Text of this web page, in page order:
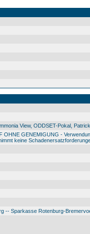
View, ODDSET-Pokal,
OHNE GENEMIGUNG -
keine
-- Sparkasse Rotenburg-